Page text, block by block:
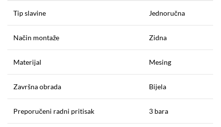
Tip slavine Jednoručna
Način montaže Zidna
Materijal Mesing
Završna obrada Bijela
Preporučeni radni pritisak 3 bara